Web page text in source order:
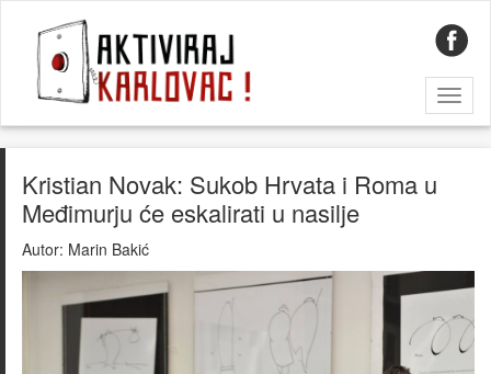
Kristian Novak: Sukob Hrvata i Roma u
Međimurju će eskalirati u nasilje
Autor: Marin Bakić